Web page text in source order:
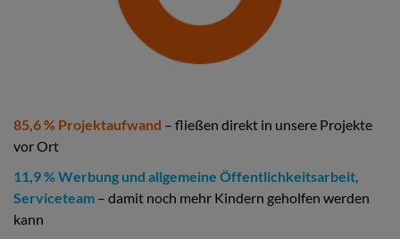
85,6 % Projektaufwand – fließen direkt in unsere Projekte
vor Ort
11,9 % Werbung und allgemeine Öffentlichkeitsarbeit,
Serviceteam – damit noch mehr Kindern geholfen werden
kann